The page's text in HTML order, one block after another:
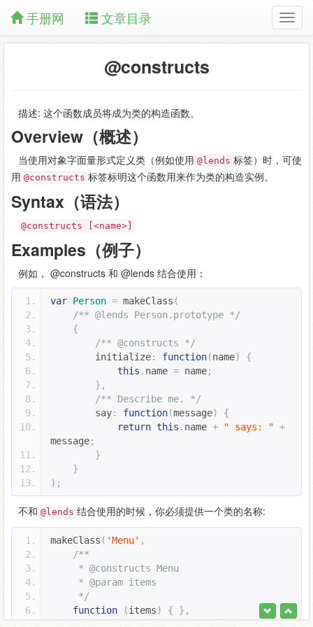
手册网 文章目录
@constructs
描述: 这个函数成员将成为类的构造函数。
Overview（概述）
当使用对象字面量形式定义类（例如使用 @lends 标签）时，可使
用 @constructs 标签标明这个函数用来作为类的构造实例。
Syntax（语法）
@constructs [<name>]
Examples（例子）
例如， @constructs 和 @lends 结合使用：
var Person = makeClass (
/** @lends Person.prototype */
{
/** @constructs */
        initialize
: function(name)
{
this . name = name;
},
/** Describe me. */
        say
: function(message)
{
return this . name + " says: " +
message;
}
}
);
不和 @lends 结合使用的时候，你必须提供一个类的名称:
makeClass ( 'Menu' ,
/**
     * @constructs Menu
     * @param items
     */
function
(items) {
},